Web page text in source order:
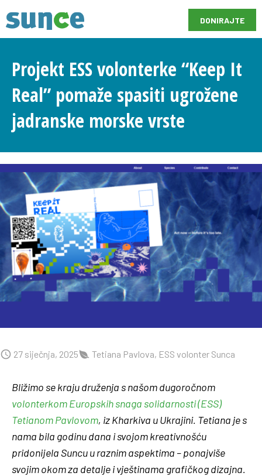
DONIRAJTE
Projekt ESS volonterke “Keep It
Real” pomaže spasiti ugrožene
jadranske morske vrste
27 siječnja, 2025 Tetiana Pavlova, ESS volonter Sunca
Bližimo se kraju druženja s našom dugoročnom
volonterkom Europskih snaga solidarnosti (ESS)
Tetianom Pavlovom, iz Kharkiva u Ukrajini. Tetiana je s
nama bila godinu dana i svojom kreativnošću
pridonijela Suncu u raznim aspektima – ponajviše
svojim okom za detalje i vještinama grafičkog dizajna.